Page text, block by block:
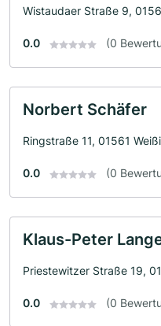
Wistaudaer Straße 9,
0.0 (0
Norbert Schäfer
Ringstraße 11, 01561
0.0 (0
Klaus-Peter
Priestewitzer Straße 19,
0.0 (0